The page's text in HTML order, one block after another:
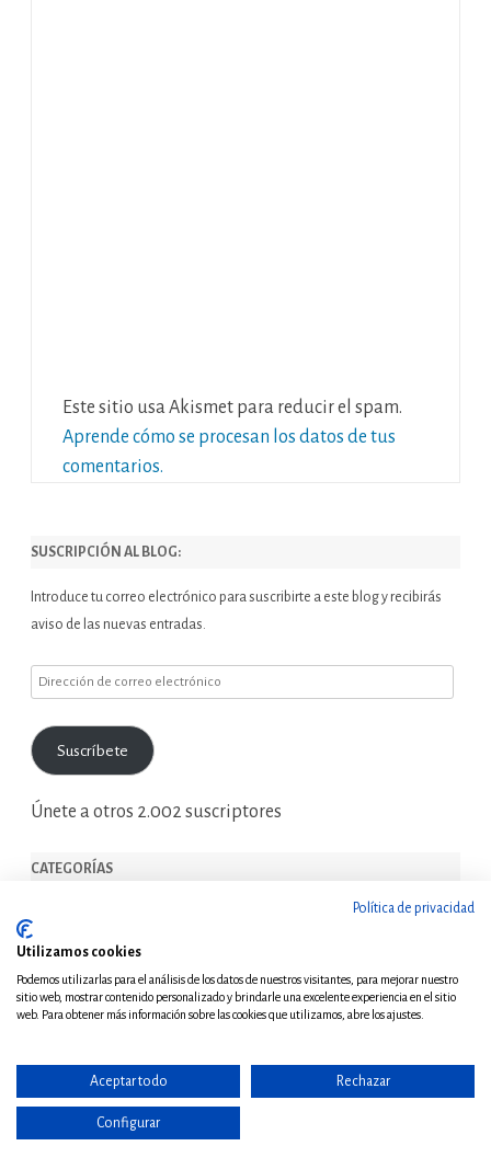
Este sitio usa Akismet para reducir el spam.
Aprende cómo se procesan los datos de tus
comentarios.
SUSCRIPCIÓN AL BLOG:
Introduce tu correo electrónico para suscribirte a este blog y recibirás
aviso de las nuevas entradas.
Dirección
correo
electrónico
Suscríbete
Únete a otros 2.002 suscriptores
CATEGORÍAS
Contabilidad(14)
Derecho Civil(23)
Derechos fundamentales
Doctrina jurisprudencial(150)
Política de privacidad
Utilizamos cookies
Podemos utilizarlas para el análisis de los datos de nuestros visitantes, para mejorar nuestro
sitio web, mostrar contenido personalizado y brindarle una excelente experiencia en el sitio
web. Para obtener más información sobre las cookies que utilizamos, abre los ajustes.
Aceptar todo Rechazar
Configurar